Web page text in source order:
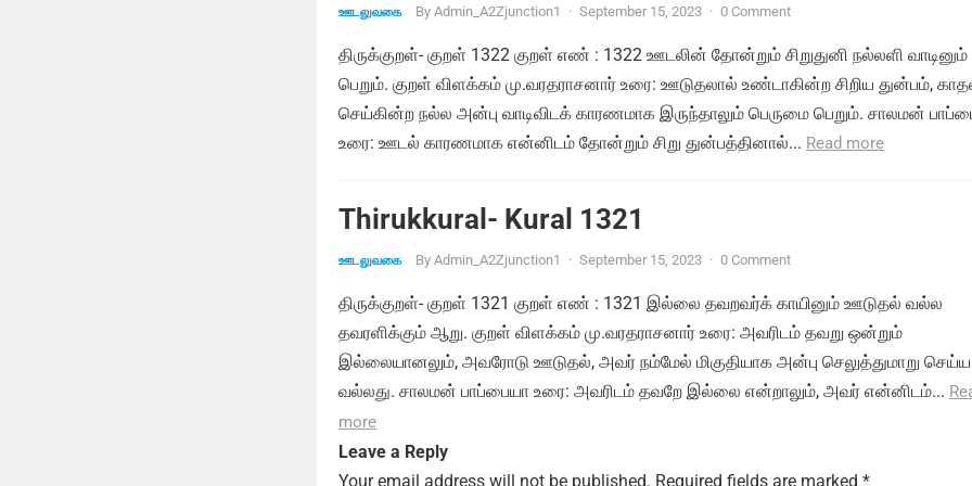
ஊடலுவகை By Admin_A2Zjunction1 · September 15, 2023 · 0 Comment
திருக்குறள்- குறள் 1322 குறள் எண் : 1322 ஊடலின் தோன்றும் சிறுதுனி நல்லளி வாடினும்
பெறும். குறள் விளக்கம் மு.வரதராசனார் உரை: ஊடுதலால் உண்டாகின்ற சிறிய துன்பம்,
செய்கின்ற நல்ல அன்பு வாடிவிடக் காரணமாக இருந்தாலும் பெருமை பெறும். சாலமன்
உரை: ஊடல் காரணமாக என்னிடம் தோன்றும் சிறு துன்பத்தினால்... Read more
Thirukkural- Kural 1321
ஊடலுவகை By Admin_A2Zjunction1 · September 15, 2023 · 0 Comment
திருக்குறள்- குறள் 1321 குறள் எண் : 1321 இல்லை தவறவர்க் காயினும் ஊடுதல் வல்ல
தவரளிக்கும் ஆறு. குறள் விளக்கம் மு.வரதராசனார் உரை: அவரிடம் தவறு ஒன்றும்
இல்லையானலும், அவரோடு ஊடுதல், அவர் நம்மேல் மிகுதியாக அன்பு செலுத்துமாறு செய்ய
வல்லது. சாலமன் பாப்பையா உரை: அவரிடம் தவறே இல்லை என்றாலும், அவர் என்னிடம்...
more
Leave a Reply
Your email address will not be published. Required fields are marked *